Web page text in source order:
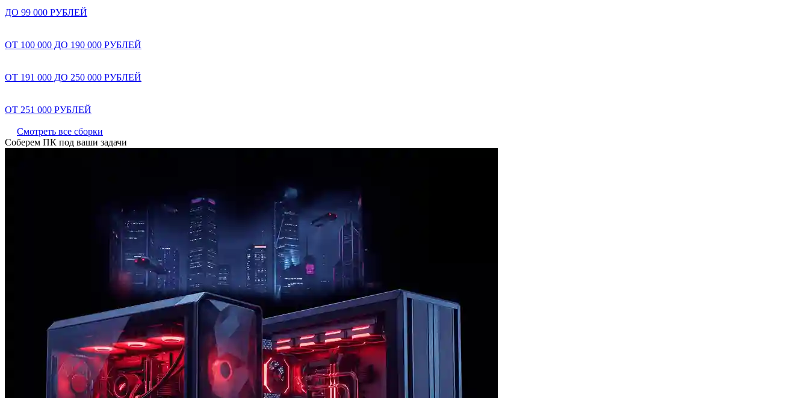
ДО 99 000 РУБЛЕЙ
ОТ 100 000 ДО 190 000 РУБЛЕЙ
ОТ 191 000 ДО 250 000 РУБЛЕЙ
ОТ 251 000 РУБЛЕЙ
Смотреть все сборки
Соберем ПК под ваши задачи